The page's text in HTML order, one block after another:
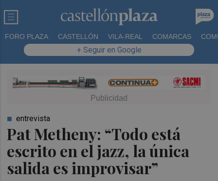
FORO PLAZA CASTELLÓN VILA-REAL COMARCAS
+ Seguir en Google
Pat Metheny: “Todo está
escrito en el jazz, la única
salida es improvisar”
entrevista